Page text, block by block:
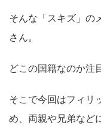
そんな「スキズ」の
さん。
どこの国籍なのか注
そこで今回はフィリ
め、両親や兄弟など